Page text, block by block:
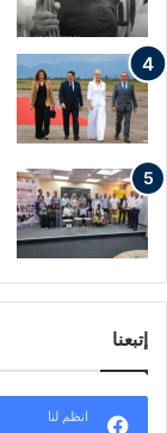
إتبعنا
انظم لنا